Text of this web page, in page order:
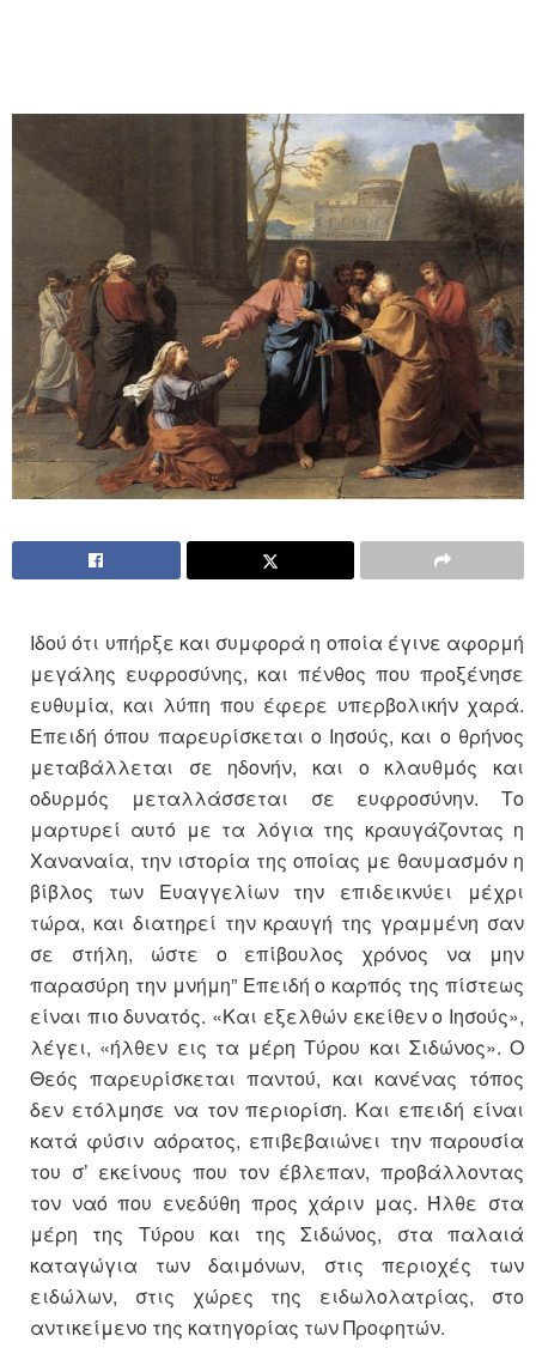
Ιδού ότι υπήρξε και συμφορά η οποία έγινε αφορμή
μεγάλης ευφροσύνης, και πένθος που προξένησε
ευθυμία, και λύπη που έφερε υπερβολικήν χαρά.
Επειδή όπου παρευρίσκεται ο Ιησούς, και ο θρήνος
μεταβάλλεται σε ηδονήν, και ο κλαυθμός και
οδυρμός μεταλλάσσεται σε ευφροσύνην. Το
μαρτυρεί αυτό με τα λόγια της κραυγάζοντας η
Χαναναία, την ιστορία της οποίας με θαυμασμόν η
βίβλος των Ευαγγελίων την επιδεικνύει μέχρι
τώρα, και διατηρεί την κραυγή της γραμμένη σαν
σε στήλη, ώστε ο επίβουλος χρόνος να μην
παρασύρη την μνήμη” Επειδή ο καρπός της πίστεως
είναι πιο δυνατός. «Και εξελθών εκείθεν ο Ιησούς»,
λέγει, «ήλθεν εις τα μέρη Τύρου και Σιδώνος». Ο
Θεός παρευρίσκεται παντού, και κανένας τόπος
δεν ετόλμησε να τον περιορίση. Και επειδή είναι
κατά φύσιν αόρατος, επιβεβαιώνει την παρουσία
του σ’ εκείνους που τον έβλεπαν, προβάλλοντας
τον ναό που ενεδύθη προς χάριν μας. Ήλθε στα
μέρη της Τύρου και της Σιδώνος, στα παλαιά
καταγώγια των δαιμόνων, στις περιοχές των
ειδώλων, στις χώρες της ειδωλολατρίας, στο
αντικείμενο της κατηγορίας των Προφητών.